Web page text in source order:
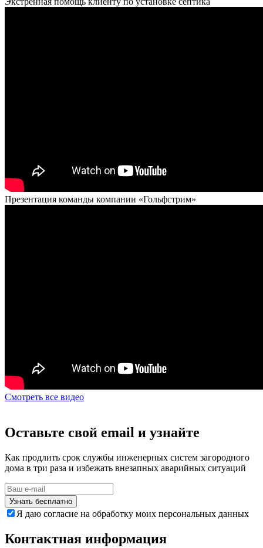
Презентация команды компании «Гольфстрим»
Смотреть все видео
Оставьте свой email и узнайте
Как продлить срок службы инженерных систем загородного
дома в три раза и избежать внезапных аварийных ситуаций
Узнать бесплатно
Я даю согласие на обработку моих персональных данных
Контактная информация